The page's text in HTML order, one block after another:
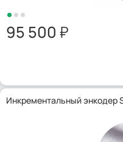
95 500
Инкрементальный энкодер